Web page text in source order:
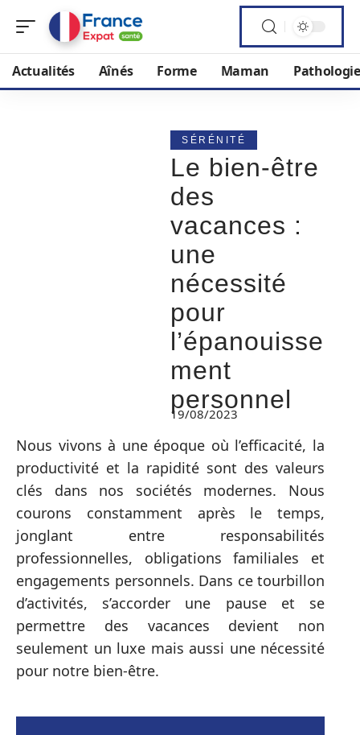
Actualités Aînés Forme Maman
SÉRÉNITÉ
Le bien-être
des
vacances :
une
nécessité
pour
l’épanouisse
ment
personnel
19/08/2023
Nous vivons à une époque où l’efficacité, la
productivité et la rapidité sont des valeurs
clés dans nos sociétés modernes. Nous
courons constamment après le temps,
jonglant entre responsabilités
professionnelles, obligations familiales et
engagements personnels. Dans ce tourbillon
d’activités, s’accorder une pause et se
permettre des vacances devient non
seulement un luxe mais aussi une nécessité
pour notre bien-être.